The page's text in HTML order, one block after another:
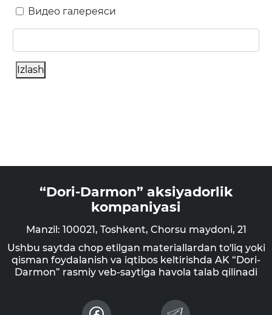
Видео галереяси
Izlash
“Dori-Darmon” aksiyadorlik
kompaniyasi
Manzil: 100021, Toshkent, Chorsu maydoni, 21
Ushbu saytda chop etilgan materiallardan to'liq yoki
qisman foydalanish va iqtibos keltirishda AK “Dori-
Darmon” rasmiy veb-saytiga havola talab qilinadi